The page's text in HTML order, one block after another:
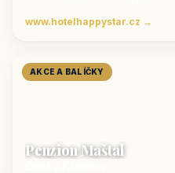
www.hotelhappystar.cz →
AKCE A BALÍČKY
Penzion Maštal